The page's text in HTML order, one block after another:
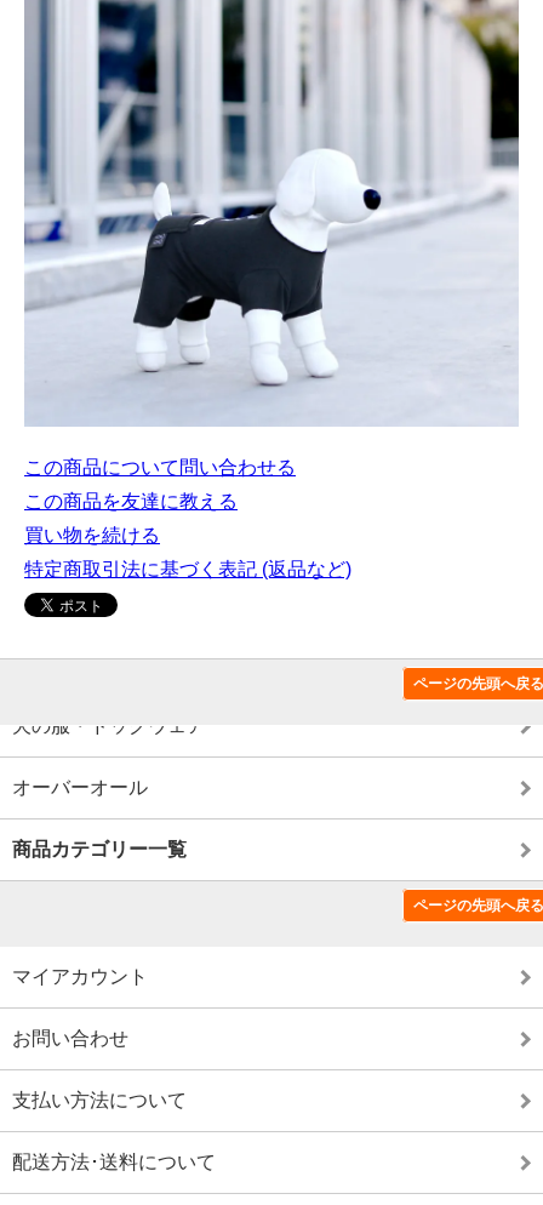
この商品について問い合わせる
この商品を友達に教える
買い物を続ける
特定商取引法に基づく表記 (返品など)
ページの先頭へ戻る
犬の服・ドッグウェア
オーバーオール
商品カテゴリー一覧
ページの先頭へ戻る
マイアカウント
お問い合わせ
支払い方法について
配送方法･送料について